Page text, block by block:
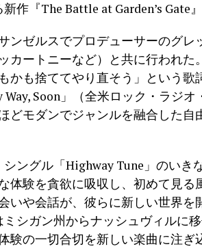
作『The Battle at Garden’s Gate
ンゼルスでプロデューサーのグレ
カートニーなど）と共に行われた
かも捨ててやり直そう」という歌
Soon」（全米ロック・ラジ
どモダンでジャンルを融合した自
シングル「Highway Tune」のいき
体験を貪欲に吸収し、初めて見る
いや会話が、彼らに新しい世界
シガン州からナッシュヴィルに
験の一切合切を新しい楽曲に注